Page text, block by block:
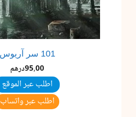
101 سر آريوس
95,00درهم
اطلب عبر الموقع
اطلب عبر واتساب